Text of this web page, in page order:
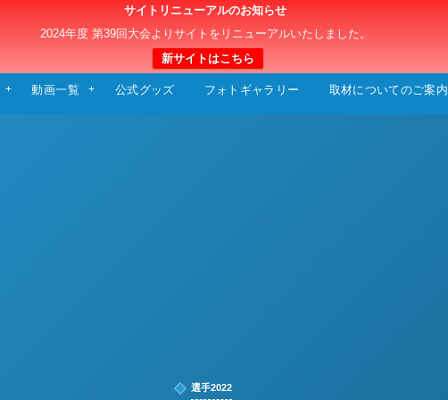
サイトリニューアルのお知らせ
2024年度 第39回大会よりサイトをリニューアルいたしました。
新サイトはこちら
日本クラブユースサッカー選手権（U-15）大会
動画一覧 公式グッズ フォトギャラリー 取材についてのご案内
選手2022